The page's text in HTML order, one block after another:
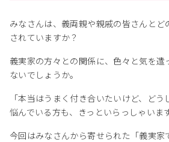
みなさんは、義両親や親戚の皆さんとど
されていますか？
義実家の方々との関係に、色々と気を遣
ないでしょうか。
「本当はうまく付き合いたいけど、ど
悩んでいる方も、きっといらっしゃいま
今回はみなさんから寄せられた「義実家